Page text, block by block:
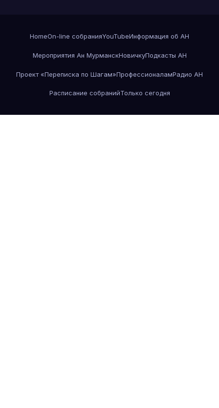
HomeOn-line собранияYouTubeИнформация об АН
Мероприятия Ан МурманскНовичкуПодкасты АН
Проект «Переписка по Шагам»ПрофессионаламРадио АН
Расписание собранийТолько сегодня